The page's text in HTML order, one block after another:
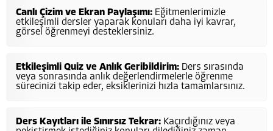
Canlı Çizim ve Ekran Paylaşımı: Eğitmenlerimizle
etkileşimli dersler yaparak konuları daha iyi kavrar,
görsel öğrenmeyi desteklersiniz.
Etkileşimli Quiz ve Anlık Geribildirim: Ders sırasında
veya sonrasında anlık değerlendirmelerle öğrenme
sürecinizi takip eder, eksiklerinizi hızla tamamlarsınız.
Ders Kayıtları ile Sınırsız Tekrar: Kaçırdığınız veya